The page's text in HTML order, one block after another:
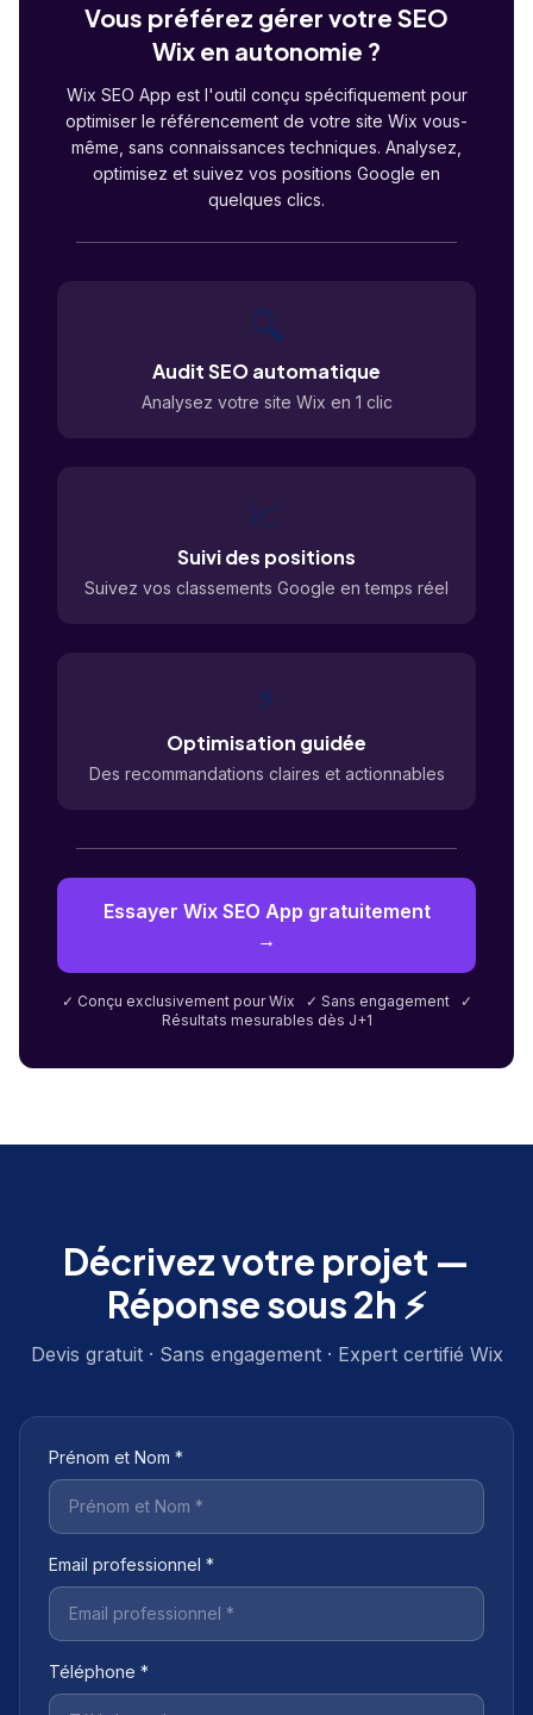
Vous préférez gérer votre SEO
Wix en autonomie ?
Wix SEO App est l'outil conçu spécifiquement pour
optimiser le référencement de votre site Wix vous-
même, sans connaissances techniques. Analysez,
optimisez et suivez vos positions Google en
quelques clics.
🔍
Audit SEO automatique
Analysez votre site Wix en 1 clic
📈
Suivi des positions
Suivez vos classements Google en temps réel
⚡
Optimisation guidée
Des recommandations claires et actionnables
Essayer Wix SEO App gratuitement
→
✓ Conçu exclusivement pour Wix ✓ Sans engagement ✓
Résultats mesurables dès J+1
Décrivez votre projet —
Réponse sous 2h ⚡
Devis gratuit · Sans engagement · Expert certifié Wix
Prénom et Nom *
Email professionnel *
Téléphone *